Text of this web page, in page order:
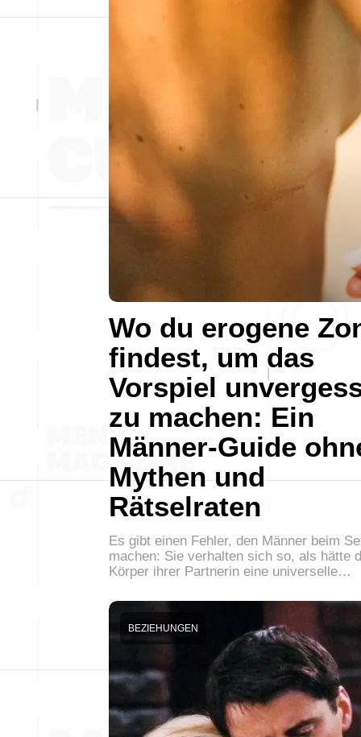
Wo du erogene
findest, um das
Vorspiel
zu machen: Ein
Männer-Guide
Mythen und
Rätselraten
Es gibt einen Fehler, den Männer beim
machen: Sie verhalten sich so, als hätte
Körper ihrer Partnerin eine universelle…
BEZIEHUNGEN